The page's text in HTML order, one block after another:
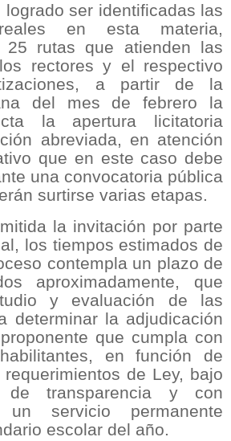
logrado ser identificadas las
en esta materia,
rutas que atienden las
rectores y el respectivo
a partir de la
del mes de febrero la
la apertura licitatoria
abreviada, en atención
que en este caso debe
una convocatoria pública
surtirse varias etapas.
la invitación por parte
los tiempos estimados de
contempla un plazo de
aproximadamente, que
y evaluación de las
determinar la adjudicación
que cumpla con
en función de
de Ley, bajo
de transparencia y con
servicio permanente
escolar del año.